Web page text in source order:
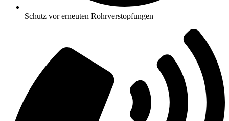
Schutz vor erneuten Rohrverstopfungen